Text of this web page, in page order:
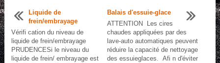
Liquide de
frein/embrayage
Vérifi cation du niveau de
liquide de frein/embrayage
PRUDENCESi le niveau du
liquide de frein/ embrayage est
Balais d'essuie-glace
ATTENTION Les cires
chaudes appliquées par des
lave-auto automatiques peuvent
réduire la capacité de nettoyage
des essuieglaces. Afi n d'éviter